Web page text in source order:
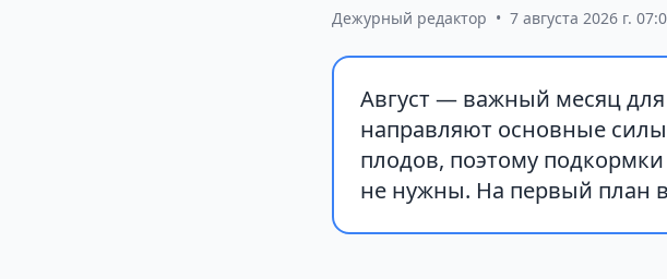
Дежурный редактор • 7 августа 2026 г.
Август — важный месяц
направляют основные
плодов, поэтому
не нужны. На первый план